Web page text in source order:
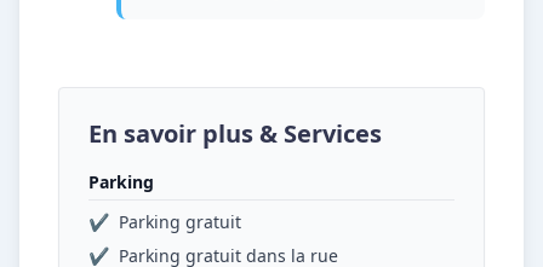
En savoir plus & Services
Parking
✔ Parking gratuit
✔ Parking gratuit dans la rue